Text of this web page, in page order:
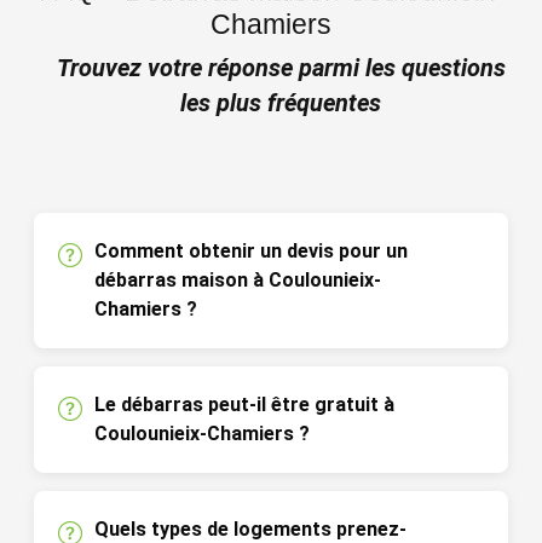
Chamiers
Trouvez votre réponse parmi les questions
les plus fréquentes
Comment obtenir un devis pour un
débarras maison à Coulounieix-
Chamiers ?
Le débarras peut-il être gratuit à
Coulounieix-Chamiers ?
Quels types de logements prenez-